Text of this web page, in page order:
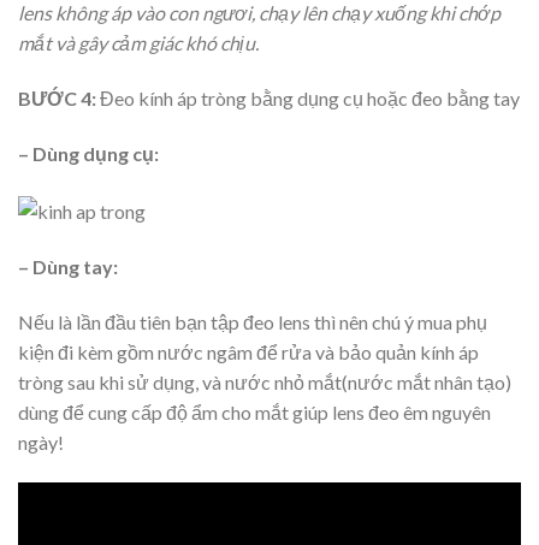
lens không áp vào con ngươi, chạy lên chạy xuống khi chớp
mắt và gây cảm giác khó chịu.
BƯỚC 4:Đeo kính áp tròng bằng dụng cụ hoặc đeo bằng tay
– Dùng dụng cụ:
– Dùng tay:
Nếu là lần đầu tiên bạn tập đeo lens thì nên chú ý mua phụ
kiện đi kèm gồm nước ngâm để rửa và bảo quản kính áp
tròng sau khi sử dụng, và nước nhỏ mắt(nước mắt nhân tạo)
dùng để cung cấp độ ẩm cho mắt giúp lens đeo êm nguyên
ngày!